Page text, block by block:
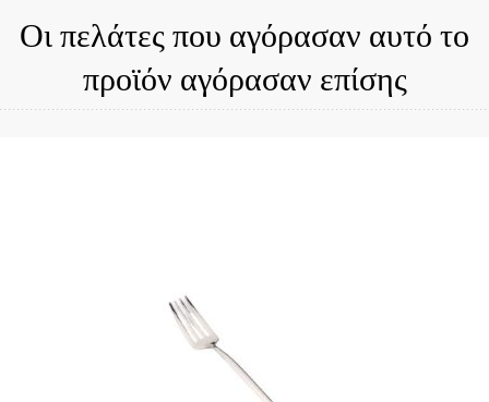
Οι πελάτες που αγόρασαν αυτό το
προϊόν αγόρασαν επίσης